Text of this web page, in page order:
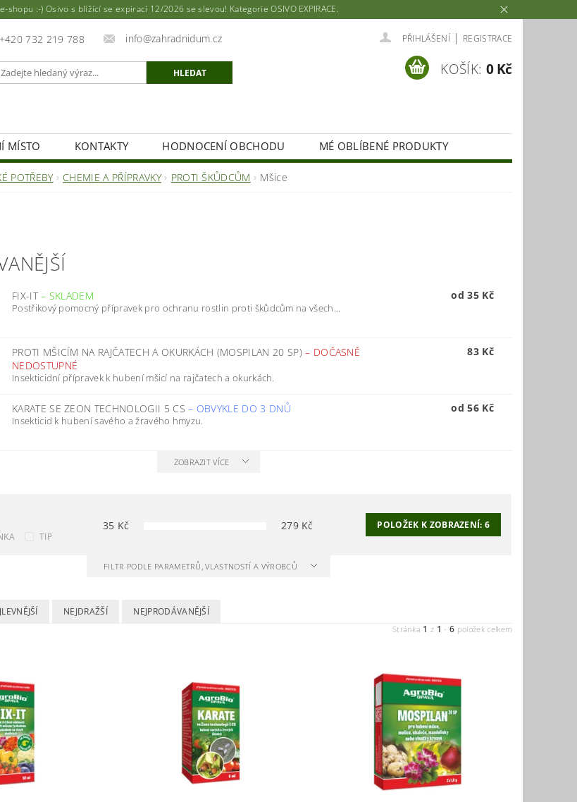
:-) Osivo s blížící se expirací 12/2026 se slevou! Kategorie OSIVO EXPIRACE.
+420 732 219 788 info@zahradnidum.cz PŘIHLÁŠENÍ | REGISTRACE
KOŠÍK: 0 Kč
MÍSTO KONTAKTY HODNOCENÍ OBCHODU MÉ OBLÍBENÉ PRODUKTY
POTŘEBY CHEMIE A PŘÍPRAVKY PROTI ŠKŮDCŮM Mšice
FIX-IT– SKLADEM
Postřikový pomocný přípravek pro ochranu rostlin proti škůdcům na všech...
od 35 Kč
PROTI MŠICÍM NA RAJČATECH A OKURKÁCH (MOSPILAN 20 SP)– DOČASNĚ
NEDOSTUPNÉ
Insekticidní přípravek k hubení mšicí na rajčatech a okurkách.
83 Kč
KARATE SE ZEON TECHNOLOGII 5 CS– OBVYKLE DO 3 DNŮ
Insekticid k hubení savého a žravého hmyzu.
od 56 Kč
ZOBRAZIT VÍCE
TIP
35 Kč 279Kč POLOŽEK K ZOBRAZENÍ:6
FILTR PODLE PARAMETRŮ, VLASTNOSTÍ A VÝROBCŮ
NEJDRAŽŠÍ NEJPRODÁVANĚJŠÍ
Stránka 1 z 1 -6 položek celkem